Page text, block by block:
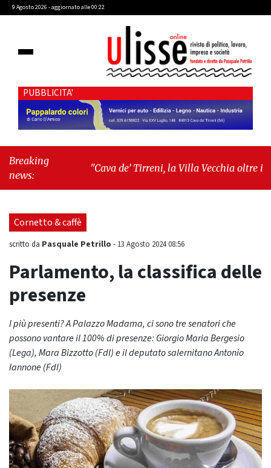
9 Agosto 2026 - aggiornato alle 00:22
PUBBLICITA'
Breaking
news:
"Cava de’ Tirreni, la Villa Vecchia oltre i
seduta consiliare: “Serve chiarezza!”"
Cornetto & caffè
scritto da Pasquale Petrillo - 13 Agosto 2024 08:56
Parlamento, la classifica delle
presenze
I più presenti? A Palazzo Madama, ci sono tre senatori che
possono vantare il 100% di presenze: Giorgio Maria Bergesio
(Lega), Mara Bizzotto (FdI) e il deputato salernitano Antonio
Iannone (FdI)